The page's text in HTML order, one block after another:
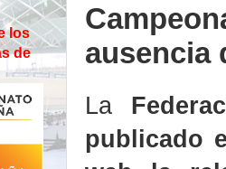
ausencia
La
publicado
los
de